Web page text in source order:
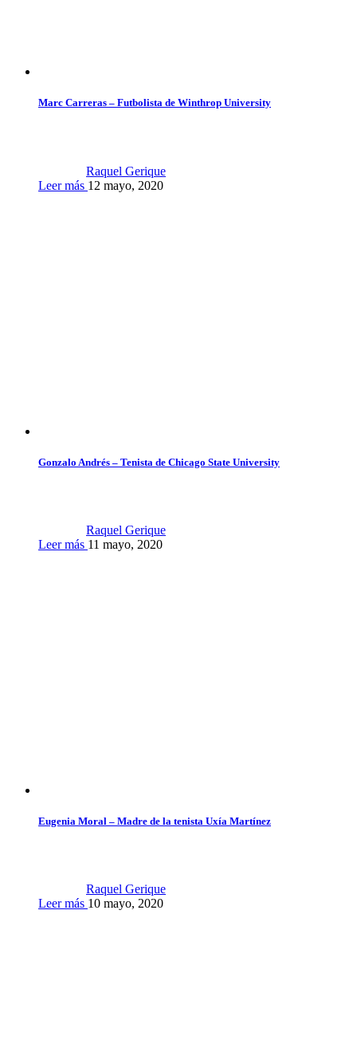
Marc Carreras – Futbolista de Winthrop University
Raquel Gerique
Leer más 12 mayo, 2020
Gonzalo Andrés – Tenista de Chicago State University
Raquel Gerique
Leer más 11 mayo, 2020
Eugenia Moral – Madre de la tenista Uxía Martínez
Raquel Gerique
Leer más 10 mayo, 2020